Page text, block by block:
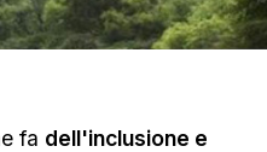
fa dell'inclusione e